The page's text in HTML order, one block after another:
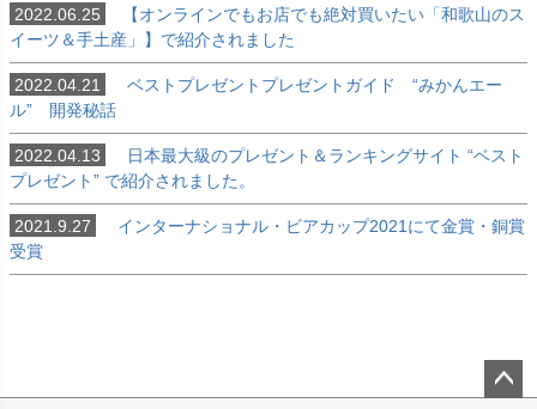
2022.06.25
【オンラインでもお店でも絶対買いたい「和歌山のス
イーツ＆手土産」】で紹介されました
2022.04.21
ベストプレゼントプレゼントガイド “みかんエー
ル” 開発秘話
2022.04.13
日本最大級のプレゼント＆ランキングサイト “ベスト
プレゼント” で紹介されました。
2021.9.27
インターナショナル・ビアカップ2021にて金賞・銅賞
受賞